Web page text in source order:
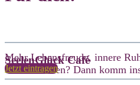
SeelenGlück Café
Mehr Lebensfreude, innere
deinem Leben? Dann komm
Jetzt eintragen